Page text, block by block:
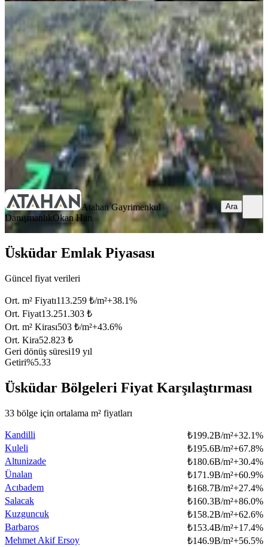
KOMBİLİ
Çatalça İhsaniyede Köye Yakın 1
Dönüm İçinde Lüks Eşyalı Yazlık
Çatalca, İhsaniye Mahallesi
2+1· 1000 m²·Villa tipi· 09.02.2026
20.000.000 ₺
Atahan Gayrimenkul DanışmanlıkOkan Han
Atahan Gayrimenkul
DanışmanlıkOkan Han
Ara
Üsküdar Emlak Piyasası
Güncel fiyat verileri
Ort. m² Fiyatı113.259 ₺/m²+38.1%
Ort. Fiyat13.251.303 ₺
Ort. m² Kirası503 ₺/m²+43.6%
Ort. Kira52.823 ₺
Geri dönüş süresi19 yıl
Getiri%5.33
Üsküdar Bölgeleri Fiyat Karşılaştırması
33 bölge için ortalama m² fiyatları
Kandilli ₺199.2B/m²+32.1%
Kuleli
₺195.6B/m²+67.8%
Altunizade
₺180.6B/m²+30.4%
Ünalan
₺171.9B/m²+60.9%
Acıbadem
₺168.7B/m²+27.4%
Salacak
₺160.3B/m²+86.0%
Kuzguncuk
₺158.2B/m²+62.6%
Barbaros
₺153.4B/m²+17.4%
Mehmet Akif Ersoy
₺146.9B/m²+56.5%